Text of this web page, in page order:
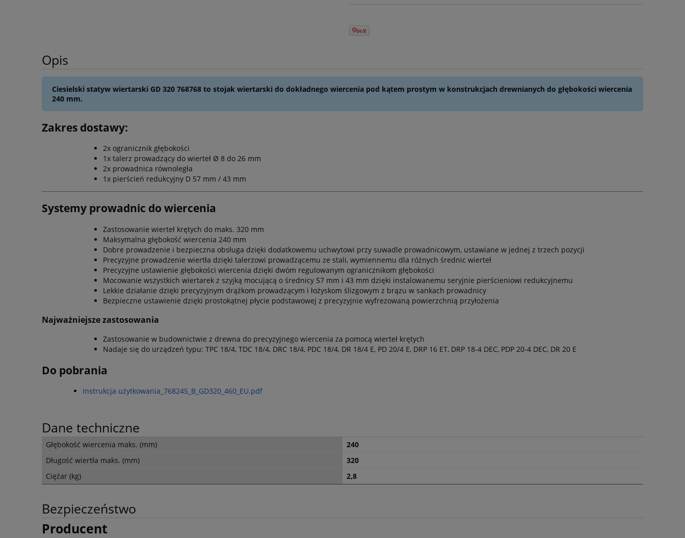
Opis
Ciesielski statyw wiertarski GD 320 768768 to stojak wiertarski do dokładnego wiercenia pod kątem prostym w konstrukcjach drewnianych do głębokości wiercenia
240 mm.
Zakres dostawy:
2x ogranicznik głębokości
1x talerz prowadzący do wierteł Ø 8 do 26 mm
2x prowadnica równoległa
1x pierścień redukcyjny D 57 mm / 43 mm
Systemy prowadnic do wiercenia
Zastosowanie wierteł krętych do maks. 320 mm
Maksymalna głębokość wiercenia 240 mm
Dobre prowadzenie i bezpieczna obsługa dzięki dodatkowemu uchwytowi przy suwadle prowadnicowym, ustawiane w jednej z trzech pozycji
Precyzyjne prowadzenie wiertła dzięki talerzowi prowadzącemu ze stali, wymiennemu dla różnych średnic wierteł
Precyzyjne ustawienie głębokości wiercenia dzięki dwóm regulowanym ogranicznikom głębokości
Mocowanie wszystkich wiertarek z szyjką mocującą o średnicy 57 mm i 43 mm dzięki instalowanemu seryjnie pierścieniowi redukcyjnemu
Lekkie działanie dzięki precyzyjnym drążkom prowadzącym i łożyskom ślizgowym z brązu w sankach prowadnicy
Bezpieczne ustawienie dzięki prostokątnej płycie podstawowej z precyzyjnie wyfrezowaną powierzchnią przyłożenia
Najważniejsze zastosowania
Zastosowanie w budownictwie z drewna do precyzyjnego wiercenia za pomocą wierteł krętych
Nadaje się do urządzeń typu: TPC 18/4, TDC 18/4, DRC 18/4, PDC 18/4, DR 18/4 E, PD 20/4 E, DRP 16 ET, DRP 18-4 DEC, PDP 20-4 DEC, DR 20 E
Do pobrania
Instrukcja użytkowania_768245_B_GD320_460_EU.pdf
Dane techniczne
Głębokość wiercenia maks. (mm)
240
Długość wiertła maks. (mm)
320
Ciężar (kg)
2,8
Bezpieczeństwo
Producent